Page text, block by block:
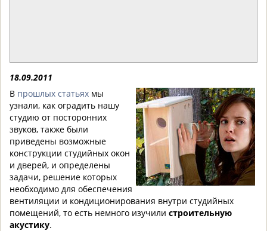
18.09.2011
В прошлых статьях мы
узнали, как оградить нашу
студию от посторонних
звуков, также были
приведены возможные
конструкции студийных окон
и дверей, и определены
задачи, решение которых
необходимо для обеспечения
вентиляции и кондиционирования внутри студийных
помещений, то есть немного изучили строительную
акустику.